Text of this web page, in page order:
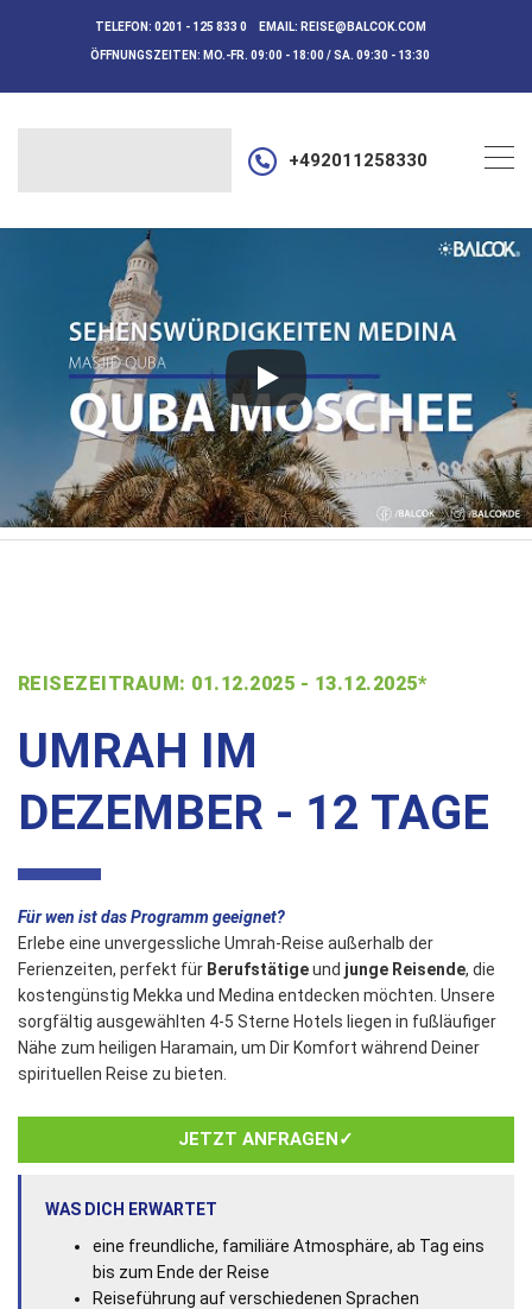
TELEFON: 0201 - 125 833 0 EMAIL: REISE@BALCOK.COM
ÖFFNUNGSZEITEN: MO.-FR. 09:00 - 18:00 / SA. 09:30 - 13:30
+492011258330
REISEZEITRAUM: 01.12.2025 - 13.12.2025*
UMRAH IM
DEZEMBER - 12 TAGE
Für wen ist das Programm geeignet?
Erlebe eine unvergessliche Umrah-Reise außerhalb der
Ferienzeiten, perfekt für Berufstätigeund junge Reisende, die
kostengünstig Mekka und Medina entdecken möchten. Unsere
sorgfältig ausgewählten 4-5 Sterne Hotels liegen in fußläufiger
Nähe zum heiligen Haramain, um Dir Komfort während Deiner
spirituellen Reise zu bieten.
JETZT ANFRAGEN✓
WAS DICH ERWARTET
eine freundliche, familiäre Atmosphäre, ab Tag eins
bis zum Ende der Reise
Reiseführung auf verschiedenen Sprachen